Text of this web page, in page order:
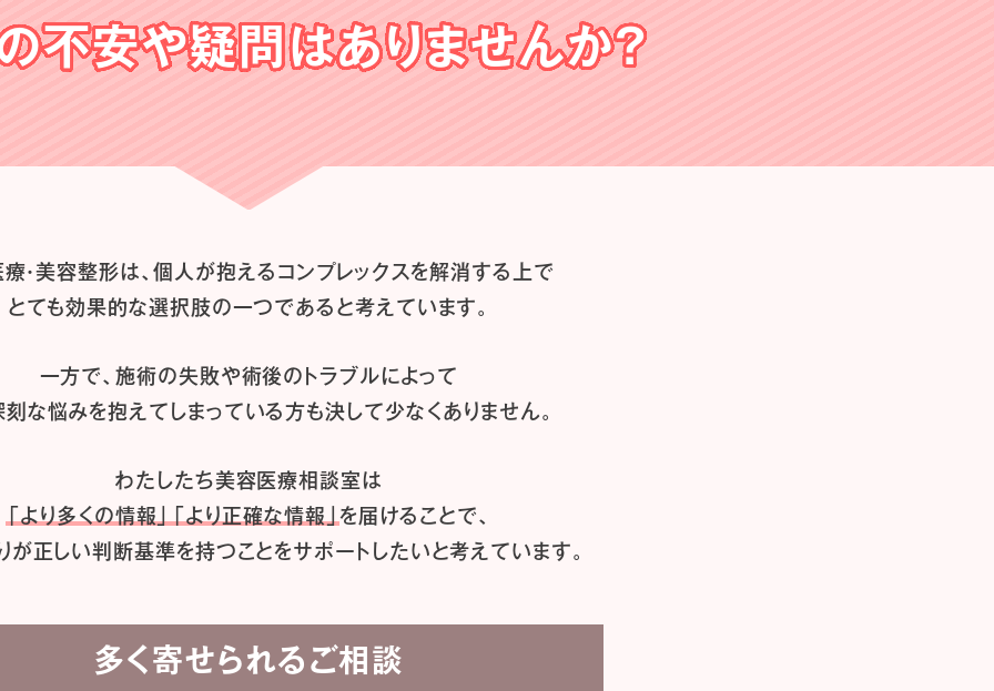
不安や疑問はありませんか？
・美容整形は、個人が抱えるコンプレックスを解消する上で
とても効果的な選択肢の一つであると考えています。
一方で、施術の失敗や術後のトラブルによって
な悩みを抱えてしまっている方も決して少なくありません。
わたしたち美容医療相談室は
「より多くの情報」「より正確な情報」を届けることで、
が正しい判断基準を持つことをサポートしたいと考えています。
多く寄せられるご相談